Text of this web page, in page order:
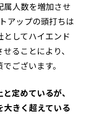
属人数を増加させ
アップの頭打ちは
してハイエンド
ることにより、
ございます。
定めているが、
きく超えている